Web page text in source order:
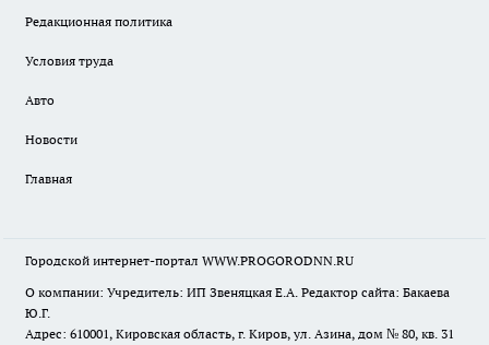
Редакционная политика
Условия труда
Авто
Новости
Главная
Городской интернет-портал WWW.PROGORODNN.RU
О компании: Учредитель: ИП Звеняцкая Е.А. Редактор сайта: Бакаева
Ю.Г.
Адрес: 610001, Кировская область, г. Киров, ул. Азина, дом № 80, кв. 31